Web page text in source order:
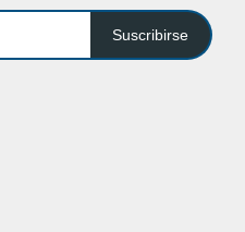
Suscribirse